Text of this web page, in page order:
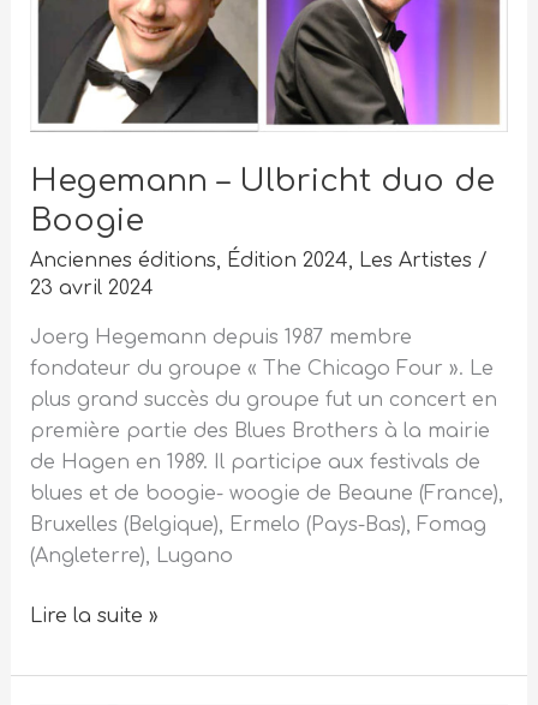
Hegemann – Ulbricht duo de
Boogie
Anciennes éditions, Édition 2024, Les Artistes /
23 avril 2024
Joerg Hegemann depuis 1987 membre
fondateur du groupe « The Chicago Four ». Le
plus grand succès du groupe fut un concert en
première partie des Blues Brothers à la mairie
de Hagen en 1989. Il participe aux festivals de
blues et de boogie- woogie de Beaune (France),
Bruxelles (Belgique), Ermelo (Pays-Bas), Fomag
(Angleterre), Lugano
Boogie
Lire la suite »